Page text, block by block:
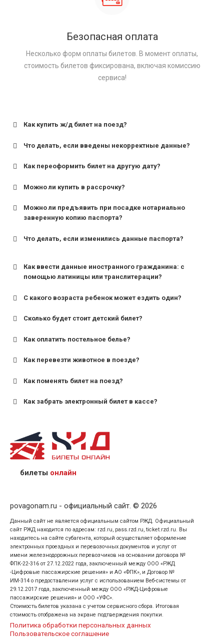
Безопасная оплата
Несколько форм оплаты билетов. В момент оплаты,
стоимость билетов фиксирована, включая комиссию
сервиса!
Как купить ж/д билет на поезд?
Что делать, если введены некорректные данные?
Как переоформить билет на другую дату?
Можно ли купить в рассрочку?
Можно ли предъявить при посадке нотариально
заверенную копию паспорта?
Что делать, если изменились данные паспорта?
Как ввести данные иностранного гражданина: с
помощью латиницы или транслитерации?
С какого возраста ребенок может ездить один?
для поездов дальнего следования — от 10 лет и
для пригородных поездов — от 7 лет.
Сколько будет стоит детский билет?
Как оплатить постельное белье?
Как перевезти животное в поезде?
Как поменять билет на поезд?
Как забрать электронный билет в кассе?
назвав кассиру 14-значный номер заказа;
предъявив удостоверение личности пассажира, на
кого оформлен билет.
билеты онлайн
povagonam.ru - официальный сайт. © 2026
Данный сайт не является официальным сайтом РЖД. Официальный
сайт РЖД находится по адресам: rzd.ru, pass.rzd.ru, ticket.rzd.ru. Вы
находитесь на сайте субагента, который осуществляет оформление
электронных проездных и перевозочных документов и услуг от
имени железнодорожных перевозчиков на основании договора №
ФПК-22-316 от 27.12.2022 года, заключенный между ООО «РЖД
-Цифровые пассажирские решения» и АО «ФПК», и Договор №
ИМ-314 о предоставлении услуг с использованием Веб-системы от
29.12.2017 года, заключенный между ООО «РЖД-Цифровые
пассажирские решения» и ООО «УФС».
Стоимость билетов указана с учетом сервисного сбора. Итоговая
стоимость отображена на экране подтверждения покупки.
Политика обработки персональных данных
Пользовательское соглашение